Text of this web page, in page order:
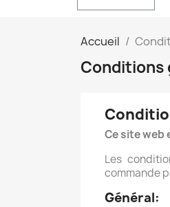
Accueil
Conditions
Ce site
Les
commande
Général: